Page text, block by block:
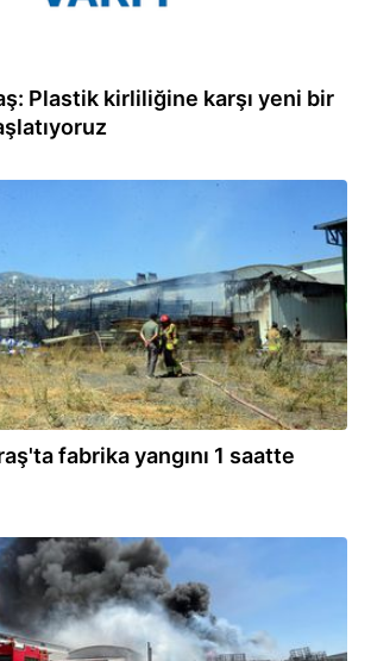
Plastik kirliliğine karşı yeni bir
fabrika yangını 1 saatte